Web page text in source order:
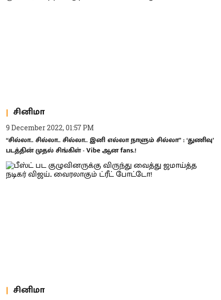
சினிமா
9 December 2022, 01:57 PM
“சில்லா.. சில்லா.. சில்லா.. இனி எல்லா நாளும் சில்லா” : ‘துணிவு’
படத்தின் முதல் சிங்கிள் - Vibe ஆன fans.!
சினிமா